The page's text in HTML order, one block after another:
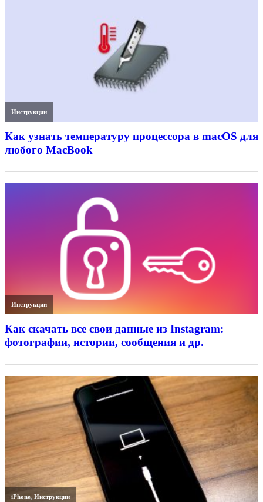
Инструкции
Как узнать температуру процессора в macOS для
любого MacBook
Инструкции
Как скачать все свои данные из Instagram:
фотографии, истории, сообщения и др.
iPhone,Инструкции